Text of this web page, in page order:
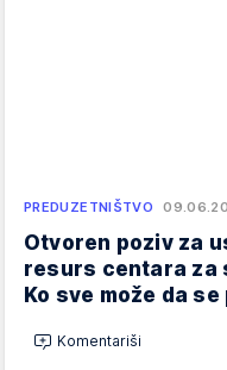
PREDUZETNIŠTVO
Otvoren poziv za
resurs centara za
Ko sve može da
Komentariši